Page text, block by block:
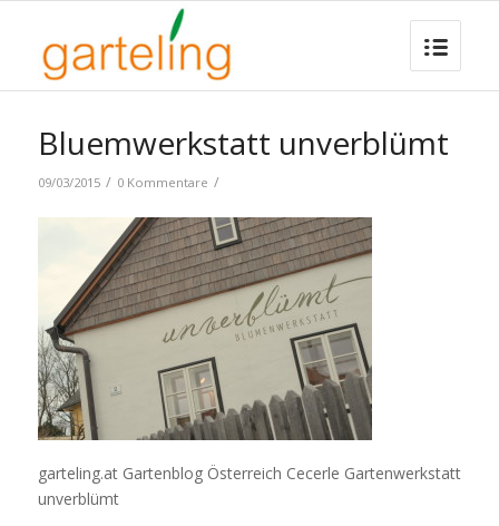
Bluemwerkstatt unverblümt
09/03/2015 / 0 Kommentare /
garteling.at Gartenblog Österreich Cecerle Gartenwerkstatt
unverblümt